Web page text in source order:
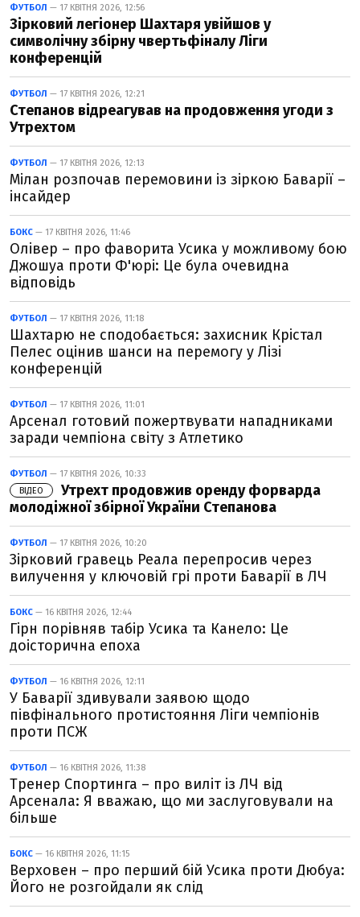
ФУТБОЛ — 17 КВІТНЯ 2026, 12:56
Зірковий легіонер Шахтаря увійшов у
символічну збірну чвертьфіналу Ліги
конференцій
ФУТБОЛ — 17 КВІТНЯ 2026, 12:21
Степанов відреагував на продовження угоди з
Утрехтом
ФУТБОЛ — 17 КВІТНЯ 2026, 12:13
Мілан розпочав перемовини із зіркою Баварії –
інсайдер
БОКС — 17 КВІТНЯ 2026, 11:46
Олівер – про фаворита Усика у можливому бою
Джошуа проти Ф'юрі: Це була очевидна
відповідь
ФУТБОЛ — 17 КВІТНЯ 2026, 11:18
Шахтарю не сподобається: захисник Крістал
Пелес оцінив шанси на перемогу у Лізі
конференцій
ФУТБОЛ — 17 КВІТНЯ 2026, 11:01
Арсенал готовий пожертвувати нападниками
заради чемпіона світу з Атлетико
ФУТБОЛ — 17 КВІТНЯ 2026, 10:33
ВІДЕО
Утрехт продовжив оренду форварда
молодіжної збірної України Степанова
ФУТБОЛ — 17 КВІТНЯ 2026, 10:20
Зірковий гравець Реала перепросив через
вилучення у ключовій грі проти Баварії в ЛЧ
БОКС — 16 КВІТНЯ 2026, 12:44
Гірн порівняв табір Усика та Канело: Це
доісторична епоха
ФУТБОЛ — 16 КВІТНЯ 2026, 12:11
У Баварії здивували заявою щодо
півфінального протистояння Ліги чемпіонів
проти ПСЖ
ФУТБОЛ — 16 КВІТНЯ 2026, 11:38
Тренер Спортинга – про виліт із ЛЧ від
Арсенала: Я вважаю, що ми заслуговували на
більше
БОКС — 16 КВІТНЯ 2026, 11:15
Верховен – про перший бій Усика проти Дюбуа:
Його не розгойдали як слід